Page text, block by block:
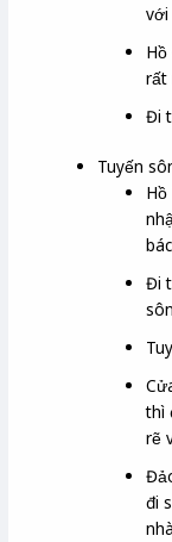
với
rất
Đi
Tuyến
Đi
thì
rẽ
đi